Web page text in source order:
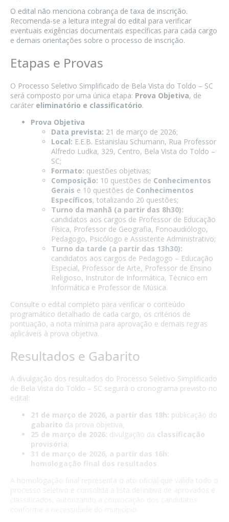
O edital não menciona cobrança de taxa de inscrição.
Recomenda-se a leitura integral do edital para verificar
eventuais exigências documentais específicas para cada cargo
e demais orientações sobre o processo de inscrição.
Etapas e Provas
O Processo Seletivo Simplificado de Bela Vista do Toldo – SC
será composto por uma única etapa: Prova Objetiva, de
caráter eliminatório e classificatório.
Prova Objetiva
Data prevista: 21 de março de 2026;
Local: E.E.B. Estanislau Schumann, Rua Professor
Alfredo Ludka, 329, Centro, Bela Vista do Toldo –
SC;
Formato: questões objetivas;
Composição: 10 questões de Conhecimentos
Gerais e 10 questões de Conhecimentos
Específicos, totalizando 20 questões;
Turno da manhã (a partir das 8h30):
candidatos aos cargos de Professor de Educação
Física, Professor de Geografia, Fonoaudiólogo,
Pedagogo, Psicólogo e Assistente Administrativo;
Turno da tarde (a partir das 13h30):
candidatos aos cargos de Pedagogo – Educação
Especial, Professor de Arte, Professor de Ensino
Religioso, Instrutor de Informática, Técnico em
Informática e Professor de Música.
Consulte o edital completo para verificar o conteúdo
programático detalhado de cada cargo, os critérios de
pontuação, a nota mínima para aprovação e demais regras
aplicáveis à prova objetiva.
Resultados e Gabarito
A divulgação dos resultados do Processo Seletivo Simplificado
de Bela Vista do Toldo – SC seguirá o cronograma previsto no
edital:
21 de março de 2026, a partir das 18h: publicação do
gabarito da prova objetiva;
25 de março de 2026: divulgação da classificação
provisória;
31 de março de 2026, a partir das 16h:
homologação final dos resultados
A homologação final representa o ato oficial que valida todo o